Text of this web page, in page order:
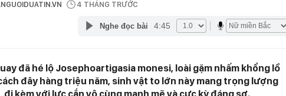
4 THÁNG TRƯỚC
Nghe đọc bài 4:45
đã hé lộ Josephoartigasia monesi, loài gặm nhấm khổng lồ
đây hàng triệu năm, sinh vật to lớn này mang trọng lượng
kèm với lực cắn vô cùng mạnh mẽ và cực kỳ đáng sợ.